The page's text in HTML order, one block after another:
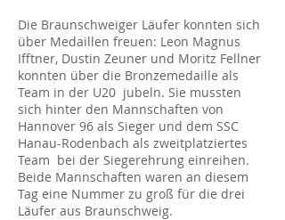
Die Braunschweiger Läufer konnten sich
über Medaillen freuen: Leon Magnus
Ifftner, Dustin Zeuner und Moritz Fellner
konnten über die Bronzemedaille als
Team in der U20 jubeln. Sie mussten
sich hinter den Mannschaften von
Hannover 96 als Sieger und dem SSC
Hanau-Rodenbach als zweitplatziertes
Team bei der Siegerehrung einreihen.
Beide Mannschaften waren an diesem
Tag eine Nummer zu groß für die drei
Läufer aus Braunschweig.